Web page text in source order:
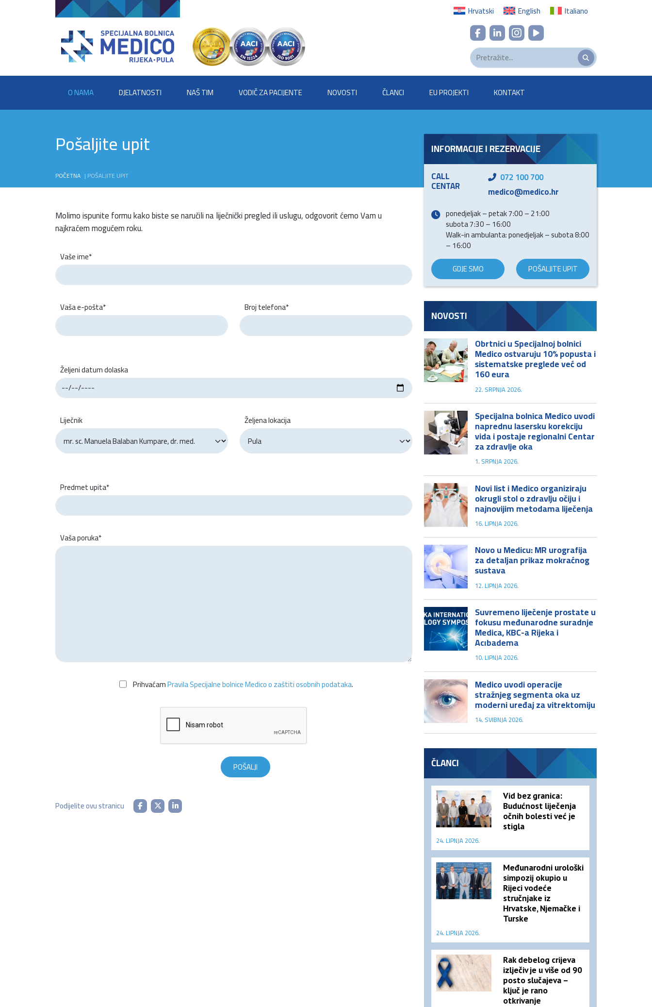
Hrvatski English Italiano
O NAMA DJELATNOSTI NAŠ TIM VODIČ ZA PACIJENTE NOVOSTI ČLANCI EU PROJEKTI KONTAKT
Pošaljite upit
POČETNA | POŠALJITE UPIT
Molimo ispunite formu kako biste se naručili na liječnički pregled ili uslugu, odgovorit ćemo Vam u
najkraćem mogućem roku.
Vaše ime*
Vaša e-pošta* Broj telefona*
Željeni datum dolaska
Liječnik Željena lokacija
Predmet upita*
Vaša poruka*
PrihvaćamPravila Specijalne bolnice Medico o zaštiti osobnih podataka.
Podijelite ovu stranicu
INFORMACIJE I REZERVACIJE
CALL
CENTAR
072 100 700
medico@medico.hr
ponedjeljak – petak 7:00 – 21:00
subota 7:30 – 16:00
Walk-in ambulanta: ponedjeljak – subota 8:00
– 16:00
GDJE SMO
POŠALJITE UPIT
NOVOSTI
Obrtnici u Specijalnoj bolnici
Medico ostvaruju 10% popusta i
sistematske preglede već od
160 eura
22. SRPNJA 2026.
Specijalna bolnica Medico uvodi
naprednu lasersku korekciju
vida i postaje regionalni Centar
za zdravlje oka
1. SRPNJA 2026.
Novi list i Medico organiziraju
okrugli stol o zdravlju očiju i
najnovijim metodama liječenja
16. LIPNJA 2026.
Novo u Medicu: MR urografija
za detaljan prikaz mokraćnog
sustava
12. LIPNJA 2026.
Suvremeno liječenje prostate u
fokusu međunarodne suradnje
Medica, KBC-a Rijeka i
Acıbadema
10. LIPNJA 2026.
Medico uvodi operacije
stražnjeg segmenta oka uz
moderni uređaj za vitrektomiju
14. SVIBNJA 2026.
ČLANCI
Vid bez granica:
Budućnost liječenja
očnih bolesti već je
stigla
24. LIPNJA 2026.
Međunarodni urološki
simpozij okupio u
Rijeci vodeće
stručnjake iz
Hrvatske, Njemačke i
Turske
24. LIPNJA 2026.
Rak debelog crijeva
izlječiv je u više od 90
posto slučajeva –
ključ je rano
otkrivanje